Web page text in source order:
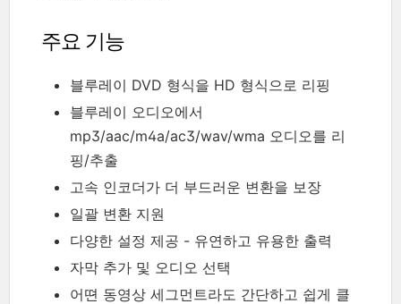
주요 기능
블루레이 DVD 형식을 HD 형식으로 리핑
블루레이 오디오에서
mp3/aac/m4a/ac3/wav/wma 오디오를 리
핑/추출
고속 인코더가 더 부드러운 변환을 보장
일괄 변환 지원
다양한 설정 제공 - 유연하고 유용한 출력
자막 추가 및 오디오 선택
어뗜 동영상 세그먼트라도 간단하고 쉽게 클